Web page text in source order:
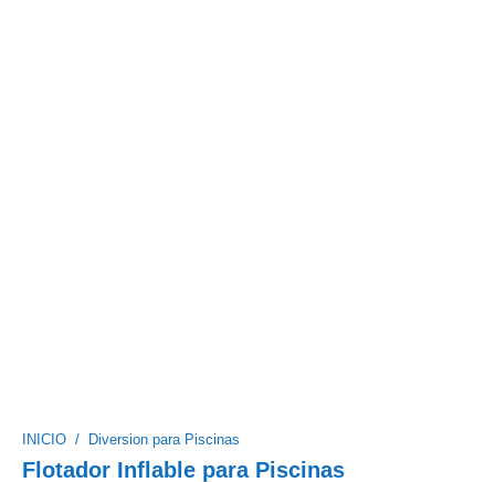
INICIO/ Diversion para Piscinas
Flotador Inflable para Piscinas